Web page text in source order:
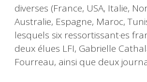
diverses (France, USA, Italie,
Australie, Espagne, Maroc,
lesquels six ressortissant·es
deux élues LFI, Gabrielle
Fourreau, ainsi que deux